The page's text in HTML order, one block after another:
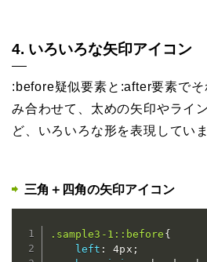
4. いろいろな矢印アイコン
:before疑似要素と:after要素で
み合わせて、太めの矢印やライ
ど、いろいろな形を表現していま
三角＋四角の矢印アイコン
.sample3-1::before {
left : 4px ;